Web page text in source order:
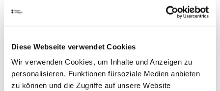
Diese Webseite verwendet Cookies
Wir verwenden Cookies, um Inhalte und Anzeigen zu
personalisieren, Funktionen fürsoziale Medien anbieten
zu können und die Zugriffe auf unsere Website
Hinweis an die Teilnehmer
Bitte beachten Sie:
Tickets können an jedem Fahrtag und zu jeder
Fahrtzeit eingelöst werden. Das Ticket wird vor
Ort entwertet und gilt ab Fahrtantritt 24 Stunden.